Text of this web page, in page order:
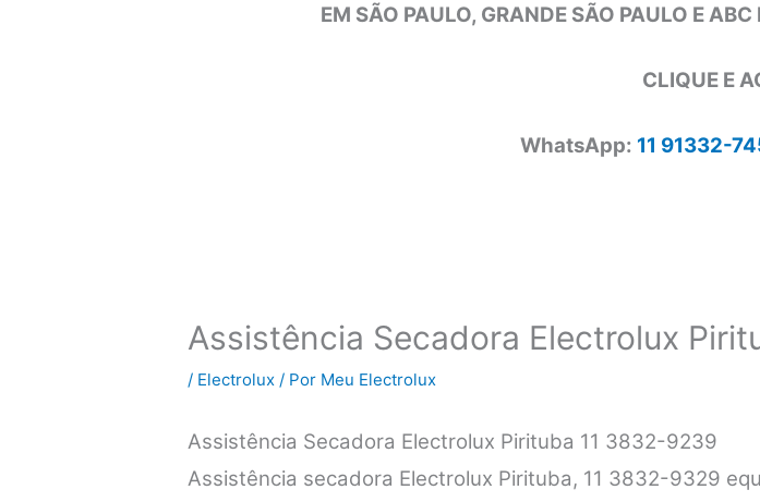
EM SÃO PAULO, GRANDE SÃO PAULO E
CLIQUE E
WhatsApp: 11 91332-
Assistência Secadora Electrolux
/ Electrolux / Por Meu Electrolux
Assistência Secadora Electrolux Pirituba 11 3832-9239
Assistência secadora Electrolux Pirituba, 11 3832-9329